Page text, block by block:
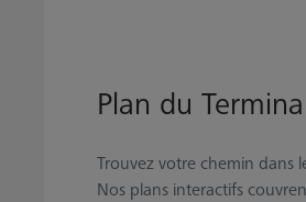
Plan du
Trouvez votre chemin dans
Nos plans interactifs